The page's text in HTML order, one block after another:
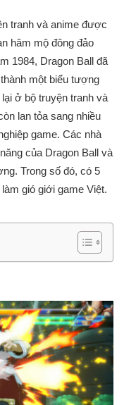
tranh và anime được
hâm mộ đông đảo
1984, Dragon Ball đã
một biểu tượng
ở bộ truyện tranh và
lan tỏa sang nhiều
game. Các nhà
của Dragon Ball và
Trong số đó, có 5
gió giới game Việt.